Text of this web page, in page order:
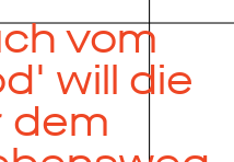
vom
will die
dem